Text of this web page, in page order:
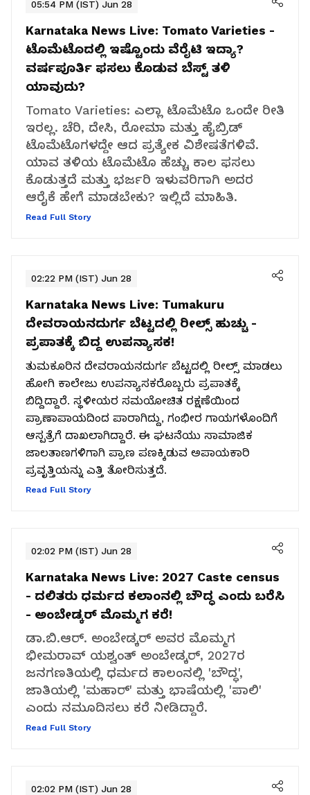
05:54 PM (IST) Jun 28
Karnataka News Live: Tomato Varieties -
ಟೊಮೆಟೊದಲ್ಲಿ ಇಷ್ಟೊಂದು ವೆರೈಟಿ ಇದ್ಯಾ?
ವರ್ಷಪೂರ್ತಿ ಫಸಲು ಕೊಡುವ ಬೆಸ್ಟ್ ತಳಿ
ಯಾವುದು?
Tomato Varieties: ಎಲ್ಲಾ ಟೊಮೆಟೊ ಒಂದೇ ರೀತಿ
ಇರಲ್ಲ. ಚೆರಿ, ದೇಸಿ, ರೋಮಾ ಮತ್ತು ಹೈಬ್ರಿಡ್
ಟೊಮೆಟೊಗಳದ್ದೇ ಆದ ಪ್ರತ್ಯೇಕ ವಿಶೇಷತೆಗಳಿವೆ.
ಯಾವ ತಳಿಯ ಟೊಮೆಟೊ ಹೆಚ್ಚು ಕಾಲ ಫಸಲು
ಕೊಡುತ್ತದೆ ಮತ್ತು ಭರ್ಜರಿ ಇಳುವರಿಗಾಗಿ ಅದರ
ಆರೈಕೆ ಹೇಗೆ ಮಾಡಬೇಕು? ಇಲ್ಲಿದೆ ಮಾಹಿತಿ.
Read Full Story
02:22 PM (IST) Jun 28
Karnataka News Live: Tumakuru
ದೇವರಾಯನದುರ್ಗ ಬೆಟ್ಟದಲ್ಲಿ ರೀಲ್ಸ್ ಹುಚ್ಚು -
ಪ್ರಪಾತಕ್ಕೆ ಬಿದ್ದ ಉಪನ್ಯಾಸಕ!
ತುಮಕೂರಿನ ದೇವರಾಯನದುರ್ಗ ಬೆಟ್ಟದಲ್ಲಿ ರೀಲ್ಸ್ ಮಾಡಲು
ಹೋಗಿ ಕಾಲೇಜು ಉಪನ್ಯಾಸಕರೊಬ್ಬರು ಪ್ರಪಾತಕ್ಕೆ
ಬಿದ್ದಿದ್ದಾರೆ. ಸ್ಥಳೀಯರ ಸಮಯೋಚಿತ ರಕ್ಷಣೆಯಿಂದ
ಪ್ರಾಣಾಪಾಯದಿಂದ ಪಾರಾಗಿದ್ದು, ಗಂಭೀರ ಗಾಯಗಳೊಂದಿಗೆ
ಆಸ್ಪತ್ರೆಗೆ ದಾಖಲಾಗಿದ್ದಾರೆ. ಈ ಘಟನೆಯು ಸಾಮಾಜಿಕ
ಜಾಲತಾಣಗಳಿಗಾಗಿ ಪ್ರಾಣ ಪಣಕ್ಕಿಡುವ ಅಪಾಯಕಾರಿ
ಪ್ರವೃತ್ತಿಯನ್ನು ಎತ್ತಿ ತೋರಿಸುತ್ತದೆ.
Read Full Story
02:02 PM (IST) Jun 28
Karnataka News Live: 2027 Caste census
- ದಲಿತರು ಧರ್ಮದ ಕಲಾಂನಲ್ಲಿ ಬೌದ್ಧ ಎಂದು ಬರೆಸಿ
- ಅಂಬೇಡ್ಕರ್‌ ಮೊಮ್ಮಗ ಕರೆ!
ಡಾ.ಬಿ.ಆರ್. ಅಂಬೇಡ್ಕರ್ ಅವರ ಮೊಮ್ಮಗ
ಭೀಮರಾವ್ ಯಶ್ವಂತ್ ಅಂಬೇಡ್ಕರ್, 2027ರ
ಜನಗಣತಿಯಲ್ಲಿ ಧರ್ಮದ ಕಾಲಂನಲ್ಲಿ 'ಬೌದ್ಧ',
ಜಾತಿಯಲ್ಲಿ 'ಮಹಾರ್' ಮತ್ತು ಭಾಷೆಯಲ್ಲಿ 'ಪಾಲಿ'
ಎಂದು ನಮೂದಿಸಲು ಕರೆ ನೀಡಿದ್ದಾರೆ.
Read Full Story
02:02 PM (IST) Jun 28